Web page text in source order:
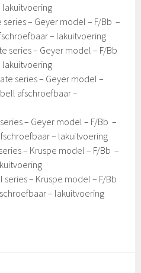
lakuitvoering
– Geyer model – F/Bb –
– lakuitvoering
series – Geyer model – F/Bb
lakuitvoering
series – Geyer model –
afschroefbaar –
– Geyer model – F/Bb –
– lakuitvoering
– Kruspe model – F/Bb –
series – Kruspe model – F/Bb
– lakuitvoering